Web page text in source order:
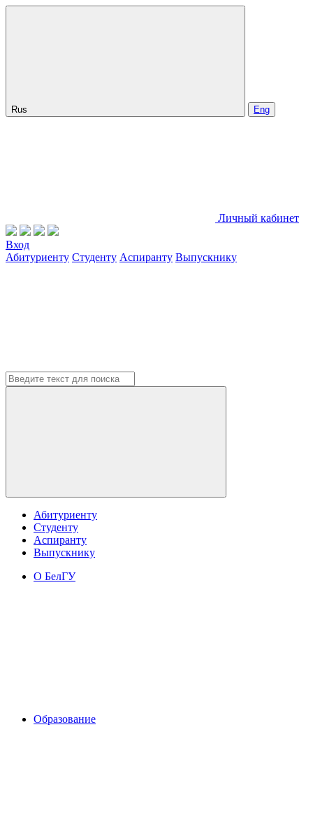
Rus Eng
Личный кабинет
Вход
Абитуриенту Студенту Аспиранту Выпускнику
Абитуриенту
Студенту
Аспиранту
Выпускнику
О БелГУ
Образование